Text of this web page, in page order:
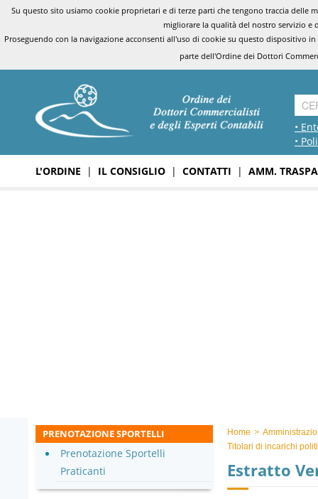
Su questo sito usiamo cookie proprietari e di terze parti che tengono traccia
migliorare la qualità del nostro servizio e
Proseguendo con la navigazione acconsenti all'uso di cookie su questo dispositivo
parte dell'Ordine dei Dottori
•
•
L'ORDINE | IL CONSIGLIO | CONTATTI | AMM.
Home >
Titolari di incarichi
Estratto
PRENOTAZIONE SPORTELLI
Prenotazione Sportelli
Praticanti